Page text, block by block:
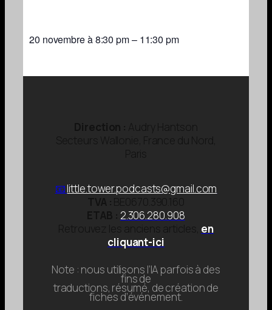
20 novembreà8:30 pm– 11:30 pm
📧little.tower.podcasts@gmail.com
2.306.280.908
en
cliquant-ici
Note : nous utilisons l’IA parfois à des
fins de
traductions, résumé, de création de
fiches d’événement.